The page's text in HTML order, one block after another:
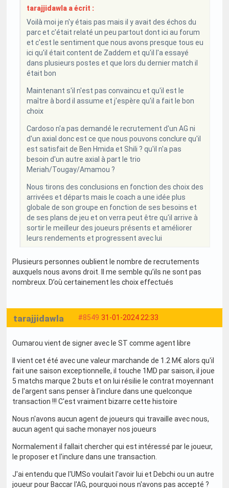
tarajjidawla a écrit :
Voilà moi je n'y étais pas mais il y avait des échos du
parc et c'était relaté un peu partout dont ici au forum
et c'est le sentiment que nous avons presque tous eu
ici qu'il était content de Zaddem et qu'il l'a essayé
dans plusieurs postes et que lors du dernier match il
était bon
Maintenant s'il n'est pas convaincu et qu'il est le
maître à bord il assume et j'espère qu'il a fait le bon
choix
Cardoso n'a pas demandé le recrutement d'un AG ni
d'un axial donc est ce que nous pouvons conclure qu'il
est satisfait de Ben Hmida et Shili ? qu'il n'a pas
besoin d'un autre axial à part le trio
Meriah/Tougay/Amamou ?
Nous tirons des conclusions en fonction des choix des
arrivées et départs mais le coach a une idée plus
globale de son groupe en fonction de ses besoins et
de ses plans de jeu et on verra peut être qu'il arrive à
sortir le meilleur des joueurs présents et améliorer
leurs rendements et progressent avec lui
Plusieurs personnes oublient le nombre de recrutements
auxquels nous avons droit. Il me semble qu’ils ne sont pas
nombreux. D’où certainement les choix effectués
#8549 31-01-2024 22:33
tarajjidawla
Oumarou vient de signer avec le ST comme agent libre
Il vient cet été avec une valeur marchande de 1.2 M€ alors qu'il
fait une saison exceptionnelle, il touche 1MD par saison, il joue
5 matchs marque 2 buts et on lui résilie le contrat moyennant
de l'argent sans penser à l'inclure dans une quelconque
transaction !!! C'est vraiment bizarre cette histoire
Nous n'avons aucun agent de joueurs qui travaille avec nous,
aucun agent qui sache monayer nos joueurs
Normalement il fallait chercher qui est intéressé par le joueur,
le proposer et l'inclure dans une transaction.
J'ai entendu que l'UMSo voulait l'avoir lui et Debchi ou un autre
joueur pour Baccar l'AG, pourquoi nous n'avons pas accepté ?